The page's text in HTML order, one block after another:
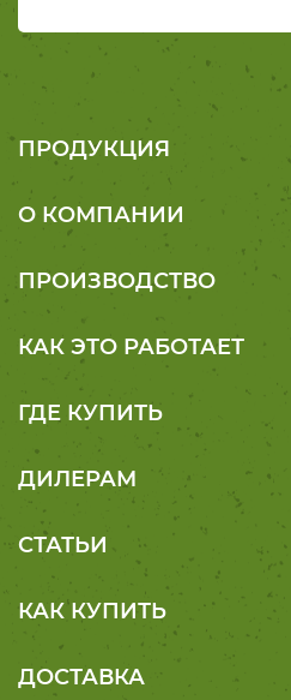
ПРОДУКЦИЯ
О КОМПАНИИ
ПРОИЗВОДСТВО
КАК ЭТО РАБОТАЕТ
ГДЕ КУПИТЬ
ДИЛЕРАМ
СТАТЬИ
КАК КУПИТЬ
ДОСТАВКА